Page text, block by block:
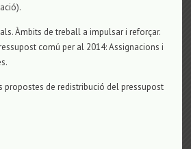
Àmbits de treball a impulsar i reforçar.
comú per al 2014: Assignacions i
propostes de redistribució del pressupost